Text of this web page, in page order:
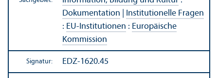
Dokumentation
Institutionelle Fragen
: EU-Institutionen : Europäische
Kommission
Signatur: EDZ-1620.45